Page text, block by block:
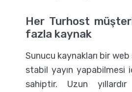
Her Turhost
fazla kaynak
Sunucu kaynakları bir web
stabil yayın yapabilmesi
sahiptir. Uzun